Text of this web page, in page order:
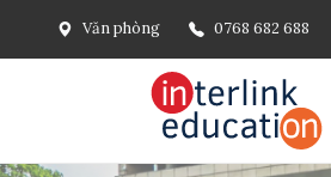
Văn phòng 0768 682 688
url('/'), ], [ '@type' => 'ListItem',
=> url()->current(), ], ], ], ])